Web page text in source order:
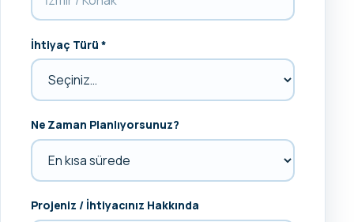
İhtiyaç Türü *
Ne Zaman Planlıyorsunuz?
Projeniz / İhtiyacınız Hakkında